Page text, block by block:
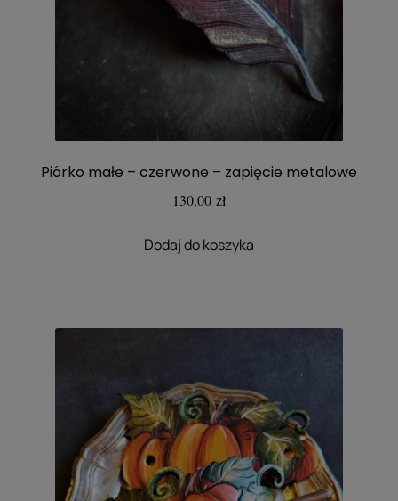
Piórko małe – czerwone – zapięcie metalowe
130,00 zł
Dodaj do koszyka